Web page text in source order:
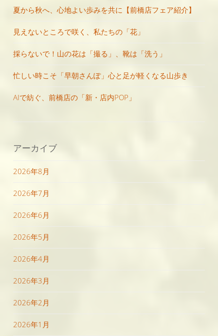
夏から秋へ、心地よい歩みを共に【前橋店フェア紹介】
見えないところで咲く、私たちの「花」
採らないで！山の花は「撮る」、靴は「洗う」
忙しい時こそ「早朝さんぽ」心と足が軽くなる山歩き
AIで紡ぐ、前橋店の「新・店内POP」
アーカイブ
2026年8月
2026年7月
2026年6月
2026年5月
2026年4月
2026年3月
2026年2月
2026年1月